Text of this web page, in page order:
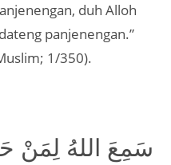
duh Alloh
panjenengan.”
1/350).
سَمِعَ اللهُ لِمَنْ